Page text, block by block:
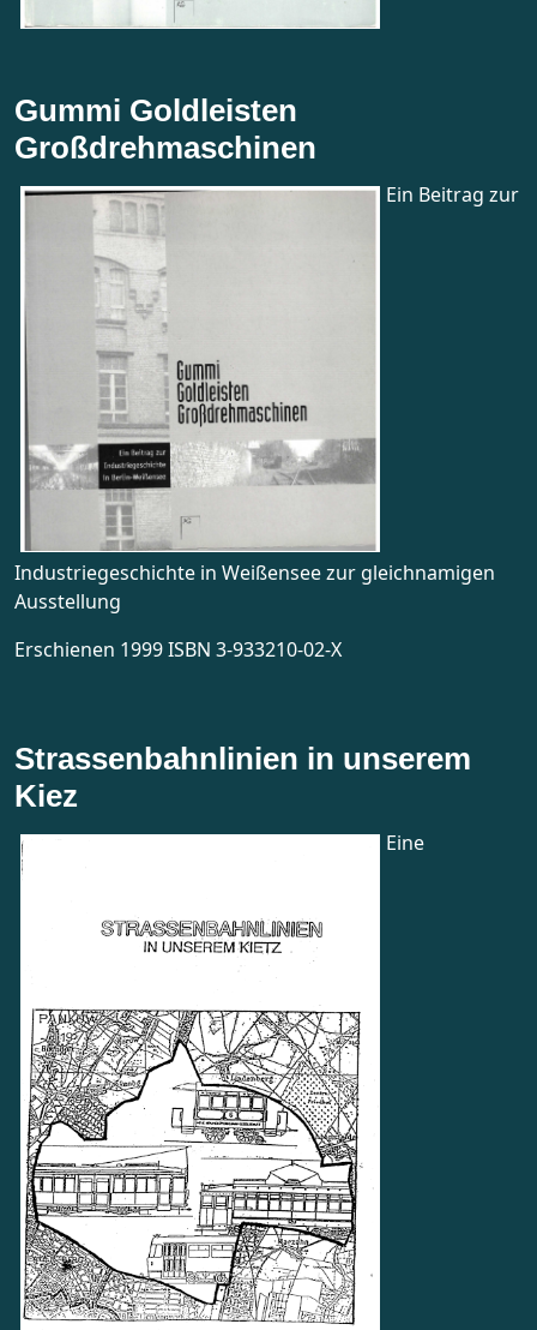
Gummi Goldleisten
Großdrehmaschinen
Ein Beitrag zur
Industriegeschichte in Weißensee zur gleichnamigen
Ausstellung
Erschienen 1999 ISBN 3-933210-02-X
Strassenbahnlinien in unserem
Kiez
Eine